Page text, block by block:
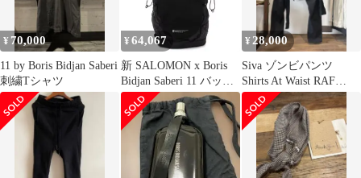
¥ 70,000
11 by Boris Bidjan Saberi
刺繍Tシャツ
¥ 64,067
新 SALOMON x Boris
Bidjan Saberi 11 バック
パック (新品)
¥28,000
Siva ゾンビパンツ
Shirts At Waist RAF
SIMONS